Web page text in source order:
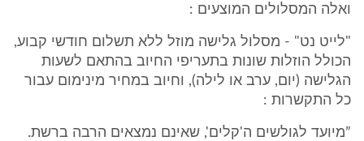
ואלה המסלולים המוצעים :
"לייט נט" - מסלול גלישה מוזל ללא תשלום חודשי קבוע,
הכולל הוזלות שונות בתעריפי החיוב בהתאם לשעות
הגלישה (יום, ערב או לילה), וחיוב במחיר מינימום עבור
כל התקשרות :
”מיועד לגולשים ה'קלים', שאינם נמצאים הרבה ברשת.